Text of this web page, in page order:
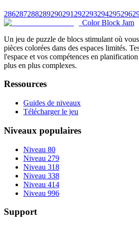
286287288289290291 292293294295296
Color Block Jam
Un jeu de puzzle de blocs stimulant où
pièces colorées dans des espaces limités.
l'espace et vos compétences en
plus en plus complexes.
Ressources
Guides de niveaux
Télécharger le jeu
Niveaux populaires
Niveau 80
Niveau 279
Niveau 318
Niveau 338
Niveau 414
Niveau 996
Support